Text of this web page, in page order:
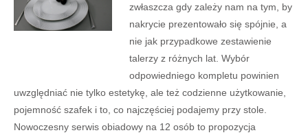
zwłaszcza gdy zależy nam na tym, by
nakrycie prezentowało się spójnie, a
nie jak przypadkowe zestawienie
talerzy z różnych lat. Wybór
odpowiedniego kompletu powinien
uwzględniać nie tylko estetykę, ale też codzienne użytkowanie,
pojemność szafek i to, co najczęściej podajemy przy stole.
Nowoczesny serwis obiadowy na 12 osób to propozycja